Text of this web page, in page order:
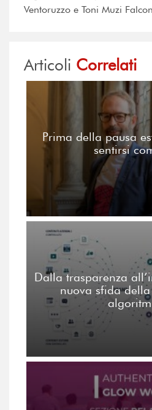
Ventoruzzo e Toni Muzi
Articoli Correlati
Prima della pausa
sentirsi
Dalla trasparenza
nuova sfida